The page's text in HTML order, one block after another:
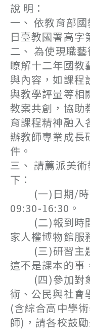
說 明：
一、 依教育部
日臺教國署高字
二、 為使現職
瞭解十二年國教
與內容，如課程
與教學評量等相
教案共創，協助
育課程精神融入
辦教師專業成長
件。
三、 請薦派美
下：
(一)日期/時
09:30-16:30。
(二)報到時間
家人權博物館服
(三)研習主題
這不是課本的事
(四)參加對象
術、公民與社會
(含綜合高中學
師)，請各校鼓